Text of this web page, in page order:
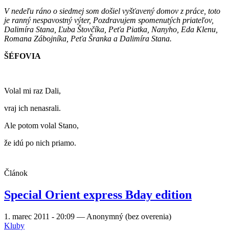
V nedeľu ráno o siedmej som došiel vyšťavený domov z práce, toto
je ranný nespavostný výter, Pozdravujem spomenutých priateľov,
Dalimíra Stana, Ľuba Štovčíka, Peťa Piatka, Nanyho, Eda Klenu,
Romana Zábojníka, Peťa Šranka a Dalimíra Stana.
ŠÉFOVIA
Volal mi raz Dali,
vraj ich nenasrali.
Ale potom volal Stano,
že idú po nich priamo.
Článok
Special Orient express Bday edition
1. marec 2011 - 20:09 — Anonymný (bez overenia)
Kluby